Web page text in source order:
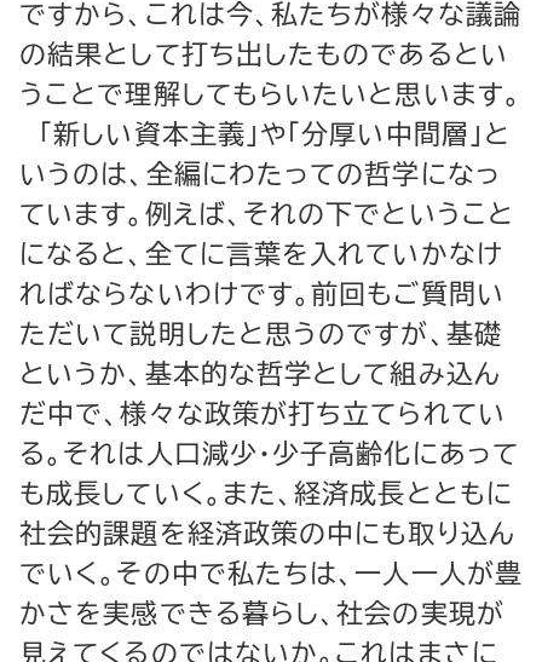
ですから、これは今、私たちが様々な議論
の結果として打ち出したものであるとい
うことで理解してもらいたいと思います。
「新しい資本主義」や「分厚い中間層」と
いうのは、全編にわたっての哲学になっ
ています。例えば、それの下でということ
になると、全てに言葉を入れていかなけ
ればならないわけです。前回もご質問い
ただいて説明したと思うのですが、基礎
というか、基本的な哲学として組み込ん
だ中で、様々な政策が打ち立てられてい
る。それは人口減少・少子高齢化にあって
も成長していく。また、経済成長とともに
社会的課題を経済政策の中にも取り込ん
でいく。その中で私たちは、一人一人が豊
かさを実感できる暮らし、社会の実現が
見えてくるのではないか。これはまさに